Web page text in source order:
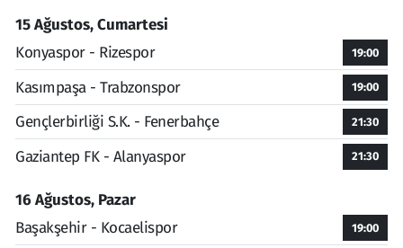
15 Ağustos, Cumartesi
Konyaspor - Rizespor
19:00
Kasımpaşa - Trabzonspor 19:00
Gençlerbirliği S.K. - Fenerbahçe 21:30
Gaziantep FK - Alanyaspor 21:30
16 Ağustos, Pazar
Başakşehir - Kocaelispor
19:00